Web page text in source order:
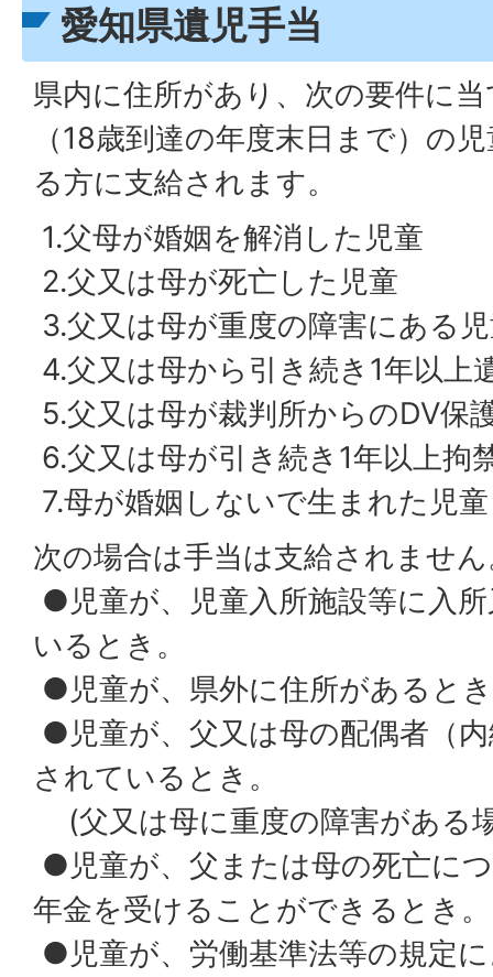
愛知県遺児手当
県内に住所があり、次の要件に
（18歳到達の年度末日まで）の
る方に支給されます。
1.父母が婚姻を解消した児童
2.父又は母が死亡した児童
3.父又は母が重度の障害にある
4.父又は母から引き続き1年以上
5.父又は母が裁判所からのDV保
6.父又は母が引き続き1年以上拘
7.母が婚姻しないで生まれた児童
次の場合は手当は支給されませ
●児童が、児童入所施設等に入
いるとき。
●児童が、県外に住所があると
●児童が、父又は母の配偶者（
されているとき。
(父又は母に重度の障害がある
●児童が、父または母の死亡に
年金を受けることができるとき。
●児童が、労働基準法等の規定